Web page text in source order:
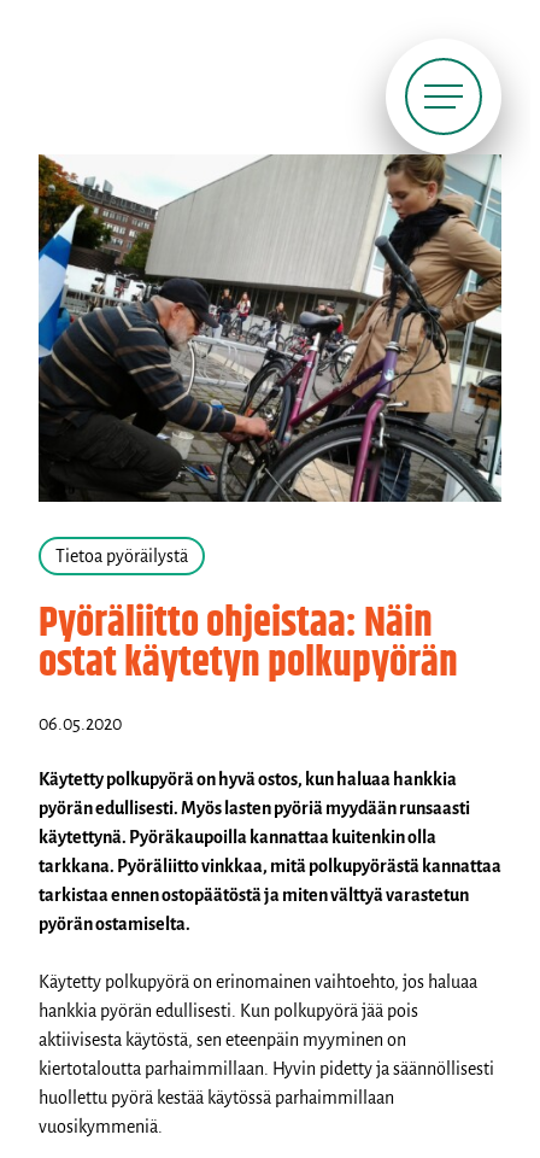
Tietoa pyöräilystä
Pyöräliitto ohjeistaa: Näin
ostat käytetyn polkupyörän
06.05.2020
Käytetty polkupyörä on hyvä ostos, kun haluaa hankkia
pyörän edullisesti. Myös lasten pyöriä myydään runsaasti
käytettynä. Pyöräkaupoilla kannattaa kuitenkin olla
tarkkana. Pyöräliitto vinkkaa, mitä polkupyörästä kannattaa
tarkistaa ennen ostopäätöstä ja miten välttyä varastetun
pyörän ostamiselta.
Käytetty polkupyörä on erinomainen vaihtoehto, jos haluaa
hankkia pyörän edullisesti. Kun polkupyörä jää pois
aktiivisesta käytöstä, sen eteenpäin myyminen on
kiertotaloutta parhaimmillaan. Hyvin pidetty ja säännöllisesti
huollettu pyörä kestää käytössä parhaimmillaan
vuosikymmeniä.